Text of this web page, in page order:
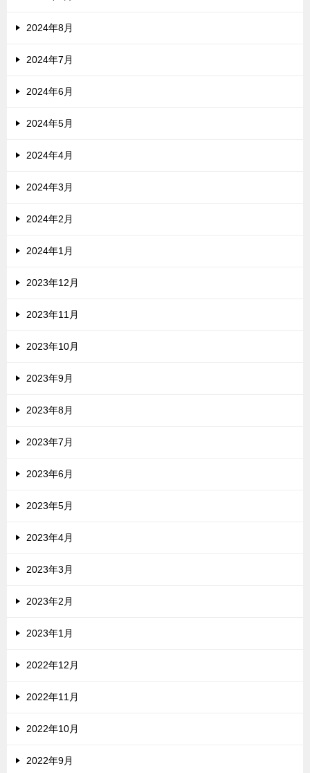
2024年8月
2024年7月
2024年6月
2024年5月
2024年4月
2024年3月
2024年2月
2024年1月
2023年12月
2023年11月
2023年10月
2023年9月
2023年8月
2023年7月
2023年6月
2023年5月
2023年4月
2023年3月
2023年2月
2023年1月
2022年12月
2022年11月
2022年10月
2022年9月